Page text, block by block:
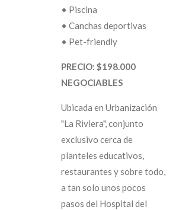
• Piscina
• Canchas deportivas
• Pet-friendly
PRECIO: $198.000
NEGOCIABLES
Ubicada en Urbanización
"La Riviera", conjunto
exclusivo cerca de
planteles educativos,
restaurantes y sobre todo,
a tan solo unos pocos
pasos del Hospital del